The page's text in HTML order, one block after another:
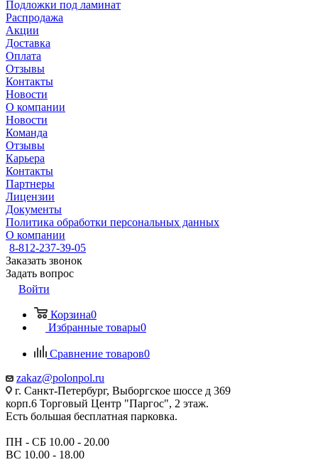
Подложки под ламинат
Распродажа
Акции
Доставка
Оплата
Отзывы
Контакты
Новости
О компании
Новости
Команда
Отзывы
Карьера
Контакты
Партнеры
Лицензии
Документы
Политика обработки персональных данных
О компании
8-812-237-39-05
Заказать звонок
Задать вопрос
Войти
Корзина0
Избранные товары0
Сравнение товаров0
zakaz@polonpol.ru
г. Санкт-Петербург, Выборгское шоссе д 369
корп.6 Торговый Центр "Паргос", 2 этаж.
Есть большая бесплатная парковка.
ПН - СБ 10.00 - 20.00
ВС 10.00 - 18.00